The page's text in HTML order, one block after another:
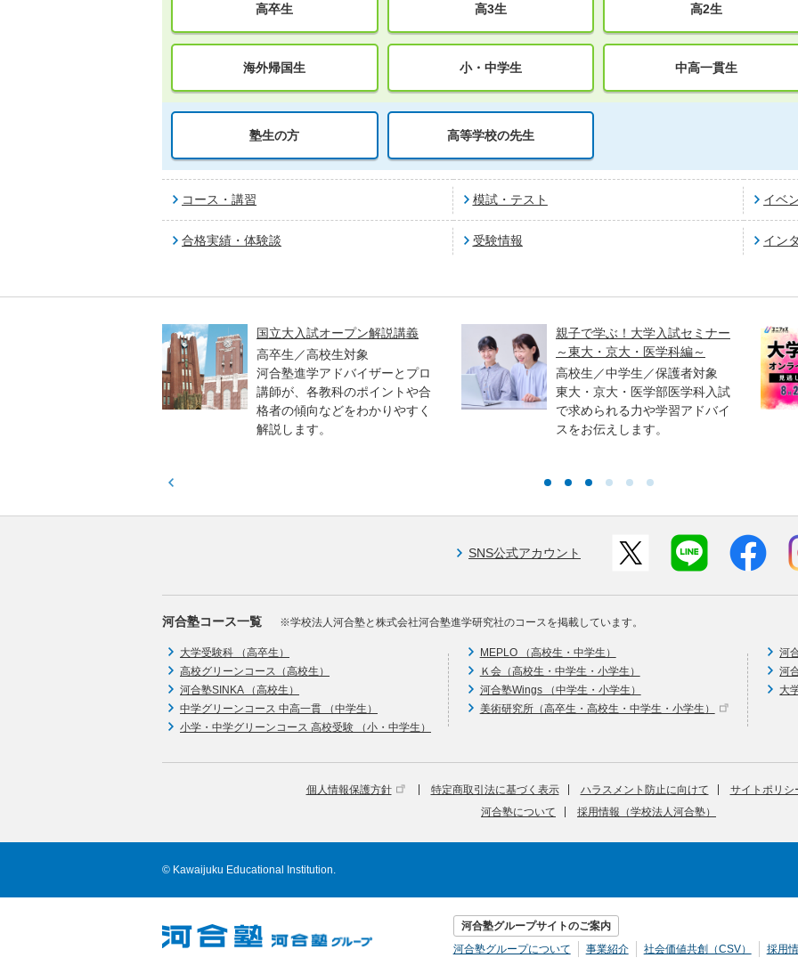
高卒生 高3生 高2生
海外帰国生 小・中学生 中高一貫生
塾生の方 高等学校の先生
コース・講習 模試・テスト イベ
合格実績・体験談 受験情報 イン
国立大入試オープン解説講義
高卒生／高校生対象
河合塾進学アドバイザーとプロ
講師が、各教科のポイントや合
格者の傾向などをわかりやすく
解説します。
親子で学ぶ！大学入試セミナー
～東大・京大・医学科編～
高校生／中学生／保護者対象
東大・京大・医学部医学科入試
で求められる力や学習アドバイ
スをお伝えします。
SNS公式アカウント
河合塾コース一覧 ※学校法人河合塾と株式会社河合塾進学研究社のコースを掲載しています。
大学受験科 （高卒生）
高校グリーンコース（高校生）
河合塾SINKA （高校生）
中学グリーンコース 中高一貫 （中学生）
小学・中学グリーンコース 高校受験 （小・中学生）
MEPLO （高校生・中学生）
Ｋ会（高校生・中学生・小学生）
河合塾Wings （中学生・小学生）
美術研究所（高卒生・高校生・中学生・小学生）
河
河
大
個人情報保護方針 特定商取引法に基づく表示 ハラスメント防止に向けて
サイトポリシ
河合塾について
採用情報（学校法人河合塾）
© Kawaijuku Educational Institution.
河合塾グループサイトのご案内
河合塾グループについて
事業紹介 社会価値共創（CSV） 採用